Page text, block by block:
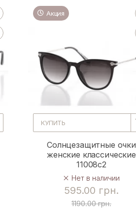
Акция
КУПИТЬ
Солнцезащитные очки
женские классические
11008c2
Нет в наличии
595.00 грн.
1190.00 грн.